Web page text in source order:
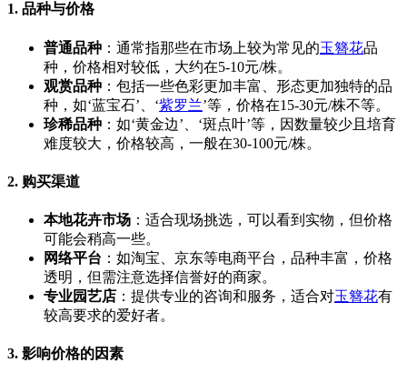
1. 品种与价格
普通品种 ：通常指那些在市场上较为常见的玉簪花品
种，价格相对较低，大约在5-10元/株。
观赏品种 ：包括一些色彩更加丰富、形态更加独特的品
种，如‘蓝宝石’、‘紫罗兰’等，价格在15-30元/株不等。
珍稀品种 ：如‘黄金边’、‘斑点叶’等，因数量较少且培育
难度较大，价格较高，一般在30-100元/株。
2. 购买渠道
本地花卉市场 ：适合现场挑选，可以看到实物，但价格
可能会稍高一些。
网络平台 ：如淘宝、京东等电商平台，品种丰富，价格
透明，但需注意选择信誉好的商家。
专业园艺店 ：提供专业的咨询和服务，适合对玉簪花有
较高要求的爱好者。
3. 影响价格的因素